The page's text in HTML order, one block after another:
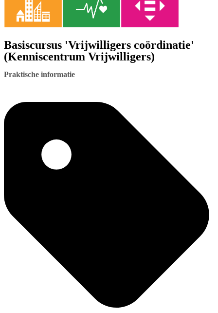
Basiscursus 'Vrijwilligers coördinatie'
(Kenniscentrum Vrijwilligers)
Praktische informatie